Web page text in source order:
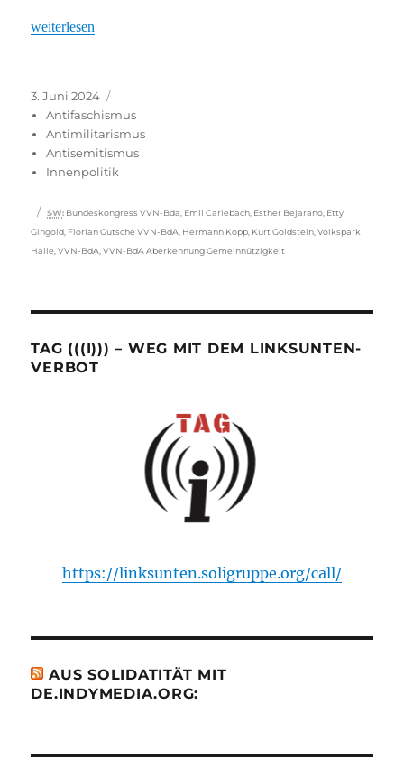
„VVN-BdA: Im Streit vereint“
weiterlesen
Veröffentlicht
am
3. Juni 2024
Antifaschismus
Antimilitarismus
Antisemitismus
Innenpolitik
Schlagwörter
SW: Bundeskongress VVN-Bda Emil Carlebach Esther Bejarano Etty
Gingold Florian Gutsche VVN-BdA Hermann Kopp Kurt Goldstein ,Volkspark
Halle ,VVN-BdA ,VVN-BdA Aberkennung Gemeinnützigkeit
TAG (((I))) – WEG MIT DEM LINKSUNTEN-
VERBOT
https://linksunten.soligruppe.org/call/
AUS SOLIDATITÄT MIT
DE.INDYMEDIA.ORG: